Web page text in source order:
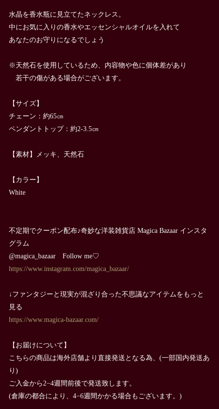
水晶を香水瓶に見立てたネックレス。
中にお気に入りの香水やエッセンシャルオイルを入れて
あなたのお守りになるでしょう
※天然石を使用しているため、内容物や色に個体差があり
若干の傷がある場合がございます。
【サイズ】
チェーン：約65㎝
ペンダントトップ：約2-3.5㎝
【素材】メッキ、天然石
【カラー】
White
不定期でクーポン配布♪奇妙な洋装雑貨店 Magica Bazaar インスタ
グラム
@magica_bazaar Follow me♡
https://www.instagram.com/magica_bazaar/
↓ファンタジーと現実が混ざり合った不思議なアイテムをもっと
見る
https://www.magica-bazaar.com/
【お届けについて】
こちらの商品は海外店舗より直接発送となる為、(一部国内発送あ
り)
ご入金から2−4週間前後で発送致します。
(倉庫の都合により、4−6週間かかる場合もございます。)